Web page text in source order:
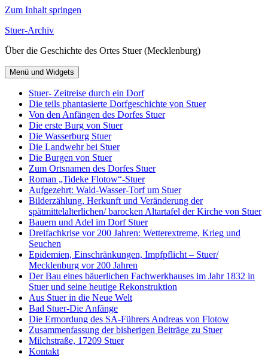
Zum Inhalt springen
Stuer-Archiv
Über die Geschichte des Ortes Stuer (Mecklenburg)
Menü und Widgets
Stuer- Zeitreise durch ein Dorf
Die teils phantasierte Dorfgeschichte von Stuer
Von den Anfängen des Dorfes Stuer
Die erste Burg von Stuer
Die Wasserburg Stuer
Die Landwehr bei Stuer
Die Burgen von Stuer
Zum Ortsnamen des Dorfes Stuer
Roman „Tideke Flotow“-Stuer
Aufgezehrt: Wald-Wasser-Torf um Stuer
Bilderzählung, Herkunft und Veränderung der
spätmittelalterlichen/ barocken Altartafel der Kirche von Stuer
Bauern und Adel im Dorf Stuer
Dreifachkrise vor 200 Jahren: Wetterextreme, Krieg und
Seuchen
Epidemien, Einschränkungen, Impfpflicht – Stuer/
Mecklenburg vor 200 Jahren
Der Bau eines bäuerlichen Fachwerkhauses im Jahr 1832 in
Stuer und seine heutige Rekonstruktion
Aus Stuer in die Neue Welt
Bad Stuer-Die Anfänge
Die Ermordung des SA-Führers Andreas von Flotow
Zusammenfassung der bisherigen Beiträge zu Stuer
Milchstraße, 17209 Stuer
Kontakt